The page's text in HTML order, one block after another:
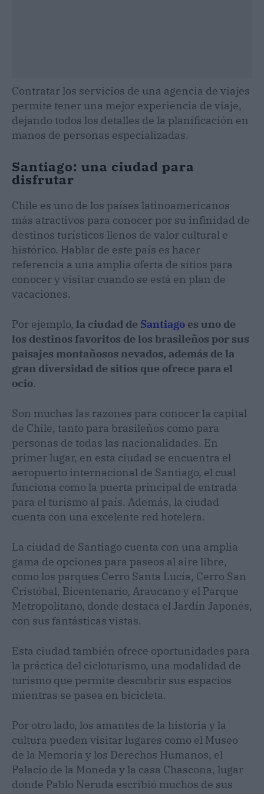
Contratar los servicios de una agencia de viajes
permite tener una mejor experiencia de viaje,
dejando todos los detalles de la planificación en
manos de personas especializadas.
Santiago: una ciudad para
disfrutar
Chile es uno de los países latinoamericanos
más atractivos para conocer por su infinidad de
destinos turísticos llenos de valor cultural e
histórico. Hablar de este país es hacer
referencia a una amplia oferta de sitios para
conocer y visitar cuando se está en plan de
vacaciones.
Por ejemplo, la ciudad de Santiago es uno de
los destinos favoritos de los brasileños por sus
paisajes montañosos nevados, además de la
gran diversidad de sitios que ofrece para el
ocio.
Son muchas las razones para conocer la capital
de Chile, tanto para brasileños como para
personas de todas las nacionalidades. En
primer lugar, en esta ciudad se encuentra el
aeropuerto internacional de Santiago, el cual
funciona como la puerta principal de entrada
para el turismo al país. Además, la ciudad
cuenta con una excelente red hotelera.
La ciudad de Santiago cuenta con una amplia
gama de opciones para paseos al aire libre,
como los parques Cerro Santa Lucía, Cerro San
Cristóbal, Bicentenario, Araucano y el Parque
Metropolitano, donde destaca el Jardín Japonés,
con sus fantásticas vistas.
Esta ciudad también ofrece oportunidades para
la práctica del cicloturismo, una modalidad de
turismo que permite descubrir sus espacios
mientras se pasea en bicicleta.
Por otro lado, los amantes de la historia y la
cultura pueden visitar lugares como el Museo
de la Memoria y los Derechos Humanos, el
Palacio de la Moneda y la casa Chascona, lugar
donde Pablo Neruda escribió muchos de sus